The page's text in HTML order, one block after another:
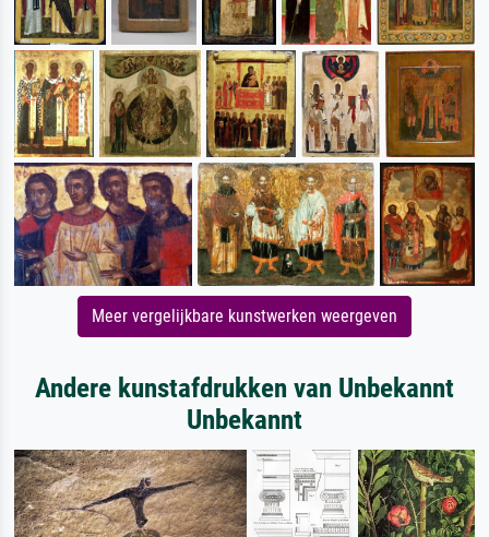
Meer vergelijkbare kunstwerken weergeven
Andere kunstafdrukken van Unbekannt
Unbekannt